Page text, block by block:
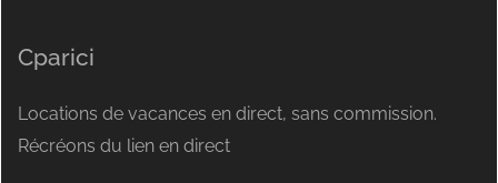
Cparici
Locations de vacances en direct, sans commission.
Récréons du lien en direct